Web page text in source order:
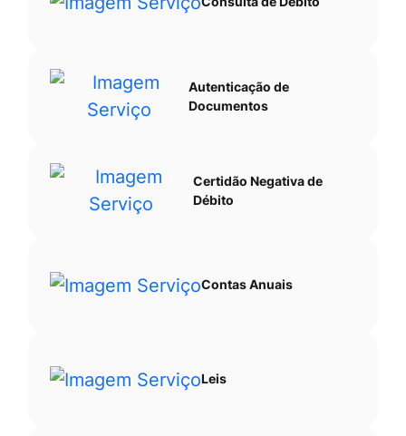
Autenticação de
Documentos
Certidão Negativa de
Débito
Contas Anuais
Leis